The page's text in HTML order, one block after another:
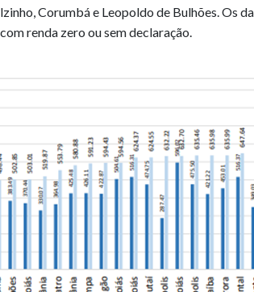
Corumbá e Leopoldo de Bulhões. Os
renda zero ou sem declaração.